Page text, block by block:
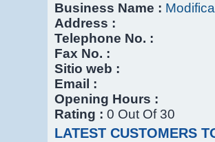
Business Name :
Address :
Telephone No. :
Fax No. :
Sitio web :
Email :
Opening Hours :
Rating : 0 Out Of 30
LATEST CUSTOMERS